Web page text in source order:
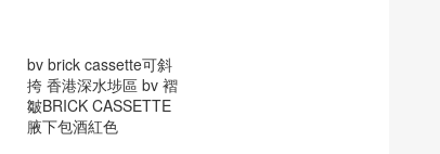
bv brick cassette可斜
挎 香港深水埗區 bv 褶
皺BRICK CASSETTE
腋下包酒紅色